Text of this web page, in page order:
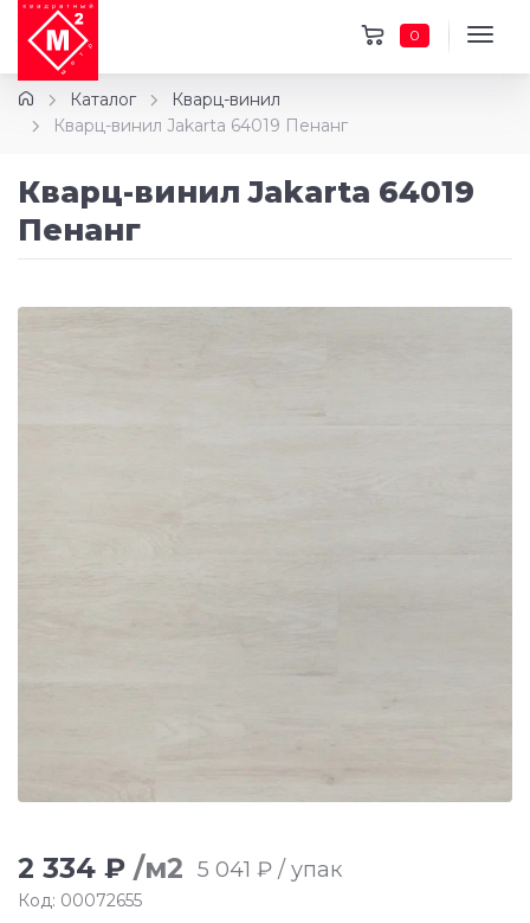
0
Каталог
Кварц-винил
Кварц-винил Jakarta 64019 Пенанг
Кварц-винил Jakarta 64019
Пенанг
2 334 ₽ /м2 5 041 ₽ / упак
Код: 00072655